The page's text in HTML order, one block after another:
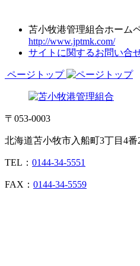
苫小牧港管理組合ホーム
http://www.jptmk.com/
サイトに関するお問い合
ページトップ
〒053-0003
北海道苫小牧市入船町3丁目4
TEL： 0144-34-5551
FAX： 0144-34-5559